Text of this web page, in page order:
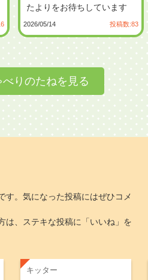
たよりをお待ちしています
(*^ ^*) クイズ正解者から抽選
ープの商品券（500円分）を
プレゼント！...
2026/05/14 投稿数:83
べりのたねを見る
す。気になった投稿にはぜひコメ
は、ステキな投稿に「いいね」を
キッター